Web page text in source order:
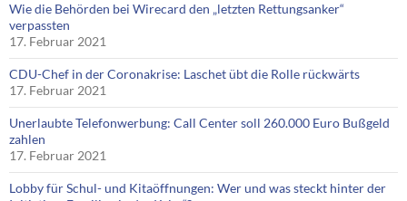
Wie die Behörden bei Wirecard den „letzten Rettungsanker“
verpassten
17. Februar 2021
CDU-Chef in der Coronakrise: Laschet übt die Rolle rückwärts
17. Februar 2021
Unerlaubte Telefonwerbung: Call Center soll 260.000 Euro Bußgeld
zahlen
17. Februar 2021
Lobby für Schul- und Kitaöffnungen: Wer und was steckt hinter der